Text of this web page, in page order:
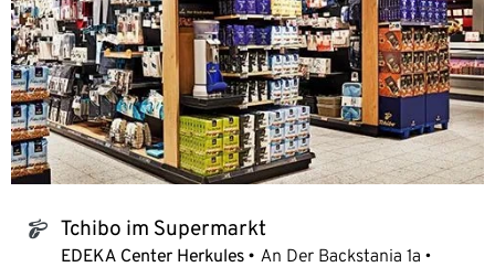
tchibo_logo Tchibo im Supermarkt
EDEKA Center Herkules
An Der Backstania 1a